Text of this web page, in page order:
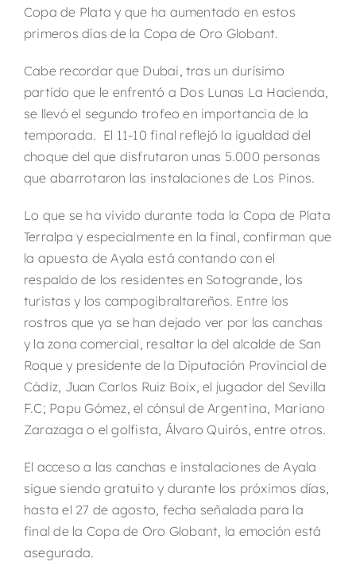
Copa de Plata y que ha aumentado en estos
primeros días de la Copa de Oro Globant.
Cabe recordar que Dubai, tras un durísimo
partido que le enfrentó a Dos Lunas La Hacienda,
se llevó el segundo trofeo en importancia de la
temporada. El 11-10 final reflejó la igualdad del
choque del que disfrutaron unas 5.000 personas
que abarrotaron las instalaciones de Los Pinos.
Lo que se ha vivido durante toda la Copa de Plata
Terralpa y especialmente en la final, confirman que
la apuesta de Ayala está contando con el
respaldo de los residentes en Sotogrande, los
turistas y los campogibraltareños. Entre los
rostros que ya se han dejado ver por las canchas
y la zona comercial, resaltar la del alcalde de San
Roque y presidente de la Diputación Provincial de
Cádiz, Juan Carlos Ruiz Boix, el jugador del Sevilla
F.C; Papu Gómez, el cónsul de Argentina, Mariano
Zarazaga o el golfista, Álvaro Quirós, entre otros.
El acceso a las canchas e instalaciones de Ayala
sigue siendo gratuito y durante los próximos días,
hasta el 27 de agosto, fecha señalada para la
final de la Copa de Oro Globant, la emoción está
asegurada.